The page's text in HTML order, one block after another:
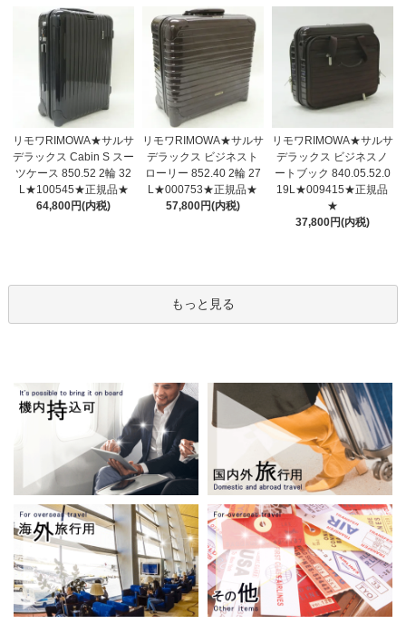
リモワRIMOWA★サルサ
デラックス Cabin S スー
ツケース 850.52 2輪 32
L★100545★正規品★
64,800円(内税)
リモワRIMOWA★サルサ
デラックス ビジネスト
ローリー 852.40 2輪 27
L★000753★正規品★
57,800円(内税)
リモワRIMOWA★サルサ
デラックス ビジネスノ
ートブック 840.05.52.0
19L★009415★正規品
★
37,800円(内税)
もっと見る